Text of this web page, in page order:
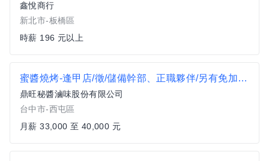
鑫悅商行
新北市-板橋區
時薪 196 元以上
蜜醬燒烤-逢甲店/徵/儲備幹部、正職夥伴/另有免加盟金合作方案
鼎旺秘醬滷味股份有限公司
台中市-西屯區
月薪 33,000 至 40,000 元